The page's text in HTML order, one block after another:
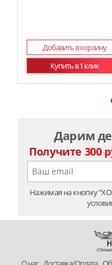
Добавить в корзину
Купить в 1 клик
Дарим
Получите 300
Нажимая на кнопку